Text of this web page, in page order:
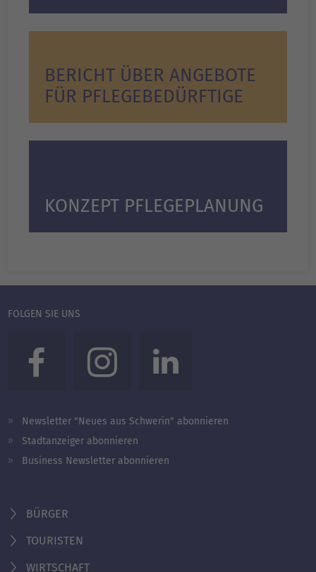
BERICHT ÜBER ANGEBOTE
FÜR PFLEGEBEDÜRFTIGE
KONZEPT PFLEGEPLANUNG
FOLGEN SIE UNS
Newsletter "Neues aus Schwerin" abonnieren
Stadtanzeiger abonnieren
Business Newsletter abonnieren
BÜRGER
TOURISTEN
WIRTSCHAFT